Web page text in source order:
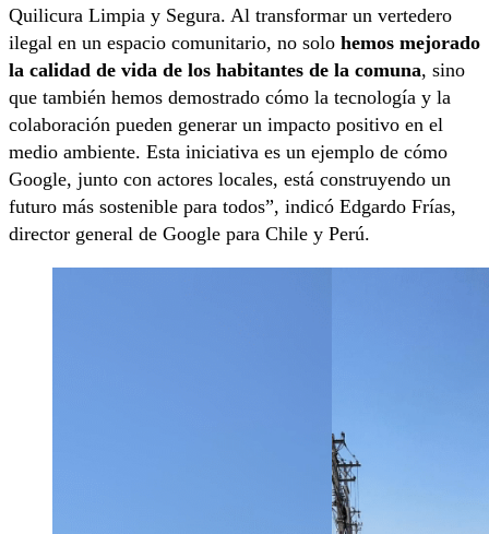
Quilicura Limpia y Segura. Al transformar un vertedero
ilegal en un espacio comunitario, no solo hemos mejorado
la calidad de vida de los habitantes de la comuna, sino
que también hemos demostrado cómo la tecnología y la
colaboración pueden generar un impacto positivo en el
medio ambiente. Esta iniciativa es un ejemplo de cómo
Google, junto con actores locales, está construyendo un
futuro más sostenible para todos”, indicó Edgardo Frías,
director general de Google para Chile y Perú.